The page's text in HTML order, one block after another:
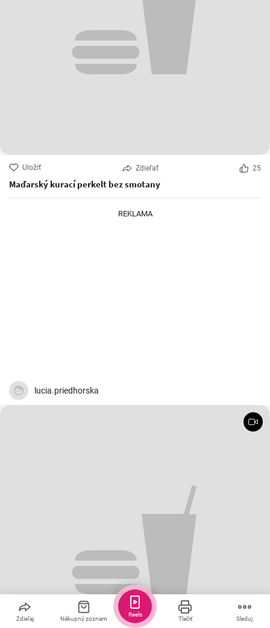
Uložiť Zdieľať 25
Maďarský kurací perkelt bez smotany
REKLAMA
lucia.priedhorska
Zdieľaj Nákupný zoznam Tlačiť Sleduj
Reels